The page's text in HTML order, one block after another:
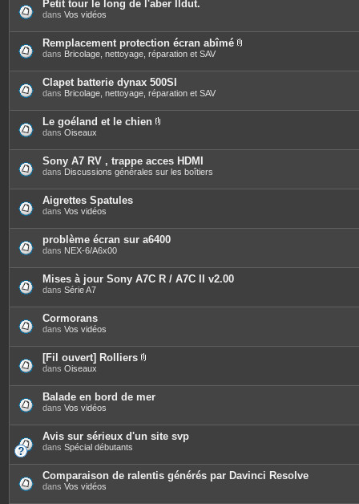
i
t
e
s
j
o
i
t
Petit tour le long de l'aber Ildut.
dans Vos vidéos
Remplacement protection écran abîmé
è
j
t
dans Bricolage, nettoyage, réparation et SAV
Clapet batterie dynax 500SI
dans Bricolage, nettoyage, réparation et SAV
Le goéland et le chien
è
c
e
s
j
t
e
s
dans Oiseaux
Sony A7 RV , trappe acces HDMI
dans Discussions générales sur les boîtiers
Aigrettes Spatules
dans Vos vidéos
problème écran sur a6400
dans NEX-6/A6x00
Mises à jour Sony A7C R / A7C II v2.00
dans Série A7
Cormorans
dans Vos vidéos
[Fil ouvert] Rolliers
è
c
j
o
i
t
e
s
dans Oiseaux
Balade en bord de mer
dans Vos vidéos
Avis sur sérieux d'un site svp
dans Spécial débutants
Comparaison de ralentis générés par Davinci Resolve
dans Vos vidéos